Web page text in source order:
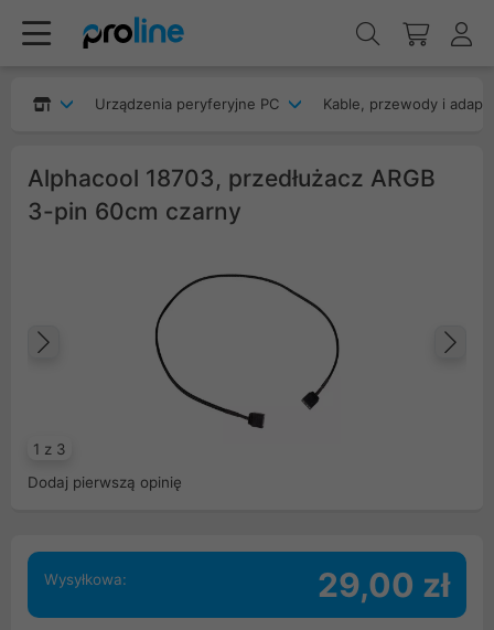
Urządzenia peryferyjne PC Kable, przewody i
Alphacool 18703, przedłużacz ARGB
3-pin 60cm czarny
1 z 3
Poprzedni
Dodaj pierwszą opinię
Wysyłkowa: 29,00 zł